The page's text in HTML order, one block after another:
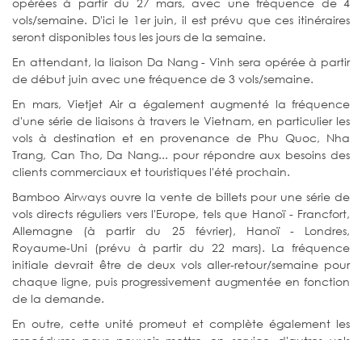
vols/semaine. D'ici le 1er juin, il est prévu que ces itinéraires
seront disponibles tous les jours de la semaine.
En attendant, la liaison Da Nang - Vinh sera opérée à partir
de début juin avec une fréquence de 3 vols/semaine.
En mars, Vietjet Air a également augmenté la fréquence
d'une série de liaisons à travers le Vietnam, en particulier les
vols à destination et en provenance de Phu Quoc, Nha
Trang, Can Tho, Da Nang... pour répondre aux besoins des
clients commerciaux et touristiques l'été prochain.
Bamboo Airways ouvre la vente de billets pour une série de
vols directs réguliers vers l'Europe, tels que Hanoï - Francfort,
Allemagne (à partir du 25 février), Hanoï - Londres,
Royaume-Uni (prévu à partir du 22 mars). La fréquence
initiale devrait être de deux vols aller-retour/semaine pour
chaque ligne, puis progressivement augmentée en fonction
de la demande.
En outre, cette unité promeut et complète également les